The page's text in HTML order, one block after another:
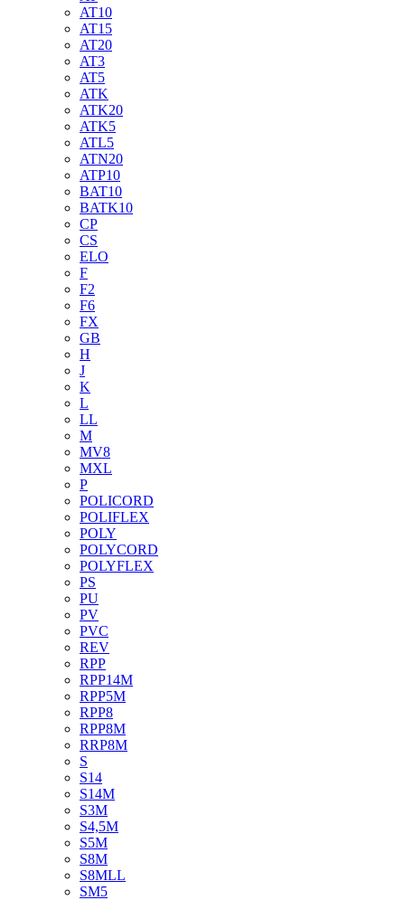
AT10
AT15
AT20
AT3
AT5
ATK
ATK20
ATK5
ATL5
ATN20
ATP10
BAT10
BATK10
CP
CS
ELO
F
F2
F6
FX
GB
H
J
K
L
LL
M
MV8
MXL
P
POLICORD
POLIFLEX
POLY
POLYCORD
POLYFLEX
PS
PU
PV
PVC
REV
RPP
RPP14M
RPP5M
RPP8
RPP8M
RRP8M
S
S14
S14M
S3M
S4,5M
S5M
S8M
S8MLL
SM5